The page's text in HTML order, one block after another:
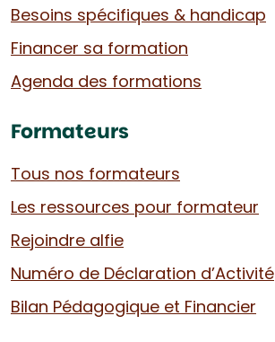
Besoins spécifiques & handicap
Financer sa formation
Agenda des formations
Formateurs
Tous nos formateurs
Les ressources pour formateur
Rejoindre alfie
Numéro de Déclaration d’Activité
Bilan Pédagogique et Financier